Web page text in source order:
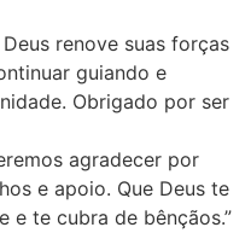
renove suas forças
guiando e
Obrigado por ser
agradecer por
e apoio. Que Deus te
e te cubra de bênçãos.”